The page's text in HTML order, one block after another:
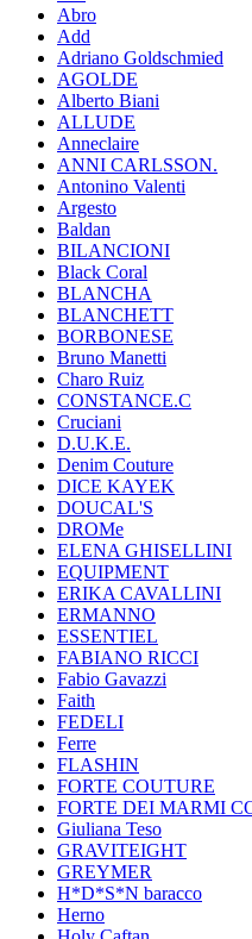
Abro
Add
Adriano Goldschmied
AGOLDE
Alberto Biani
ALLUDE
Anneclaire
ANNI CARLSSON.
Antonino Valenti
Argesto
Baldan
BILANCIONI
Black Coral
BLANCHA
BLANCHETT
BORBONESE
Bruno Manetti
Charo Ruiz
CONSTANCE.C
Cruciani
D.U.K.E.
Denim Couture
DICE KAYEK
DOUCAL'S
DROMe
ELENA GHISELLINI
EQUIPMENT
ERIKA CAVALLINI
ERMANNO
ESSENTIEL
FABIANO RICCI
Fabio Gavazzi
Faith
FEDELI
Ferre
FLASHIN
FORTE COUTURE
FORTE DEI MARMI
Giuliana Teso
GRAVITEIGHT
GREYMER
H*D*S*N baracco
Herno